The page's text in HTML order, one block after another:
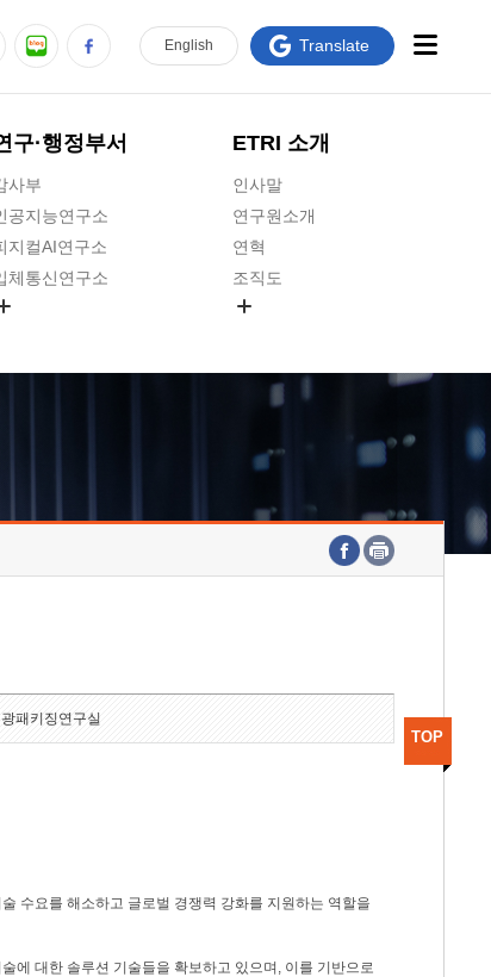
구·행정부서
사부
공지능연구소
지컬AI연구소
체통신연구소
남권연구본부
획본부
ETRI 소개
인사말
연구원소개
연혁
조직도
연구원 고객헌장
주요업무연락처
English Translate
광패키징연구실
수요를 해소하고 글로벌 경쟁력 강화를 지원하는 역할을
에 대한 솔루션 기술들을 확보하고 있으며, 이를 기반으로
TOP